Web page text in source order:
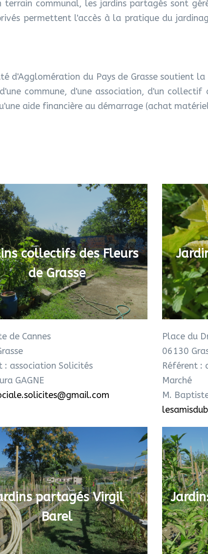
communal, les jardins partagés sont
permettent l'accès à la pratique du
d'Agglomération du Pays de Grasse soutient
commune, d'une association, d'un collectif
aide financière au démarrage (achat
collectifs des Fleurs
de Grasse
de Cannes
: association Solicités
GAGNE
Place du
06130
Référent :
Marché
M.
partagés Virgil
Barel